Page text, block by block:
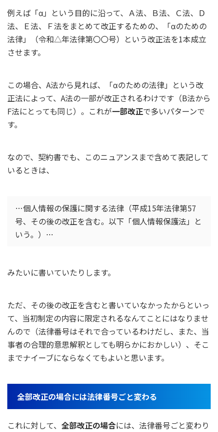
例えば「α」という目的に沿って、Ａ法、Ｂ法、Ｃ法、Ｄ
法、Ｅ法、Ｆ法をまとめて改正するための、「αのための
法律」（令和△年法律第〇〇号）という改正法を1本成立
させます。
この場合、A法から見れば、「αのための法律」という改
正法によって、A法の一部が改正されるわけです（B法から
F法にとっても同じ）。これが一部改正で多いパターンで
す。
なので、契約書でも、このニュアンスまで含めて表記して
いるときは、
…個人情報の保護に関する法律（平成15年法律第57
号、その後の改正を含む。以下「個人情報保護法」と
いう。）…
みたいに書いていたりします。
ただ、その後の改正を含むと書いていなかったからといっ
て、当初制定の内容に限定されるなんてことにはなりませ
んので（法律番号はそれで合っているわけだし、また、当
事者の合理的意思解釈としても明らかにおかしい）、そこ
までナイーブにならなくてもよいと思います。
全部改正の場合には法律番号ごと変わる
これに対して、 全部改正の場合には、法律番号ごと変わり